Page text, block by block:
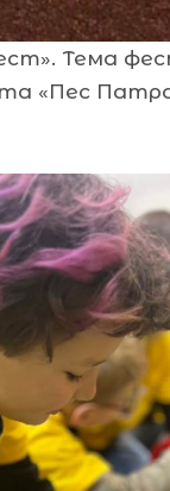
Тема
«Пес